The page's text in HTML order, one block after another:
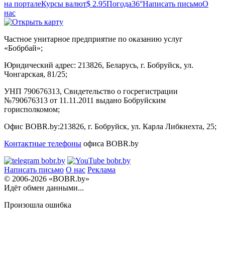
на порталеКурсы валют$ 2.95Погода36°Написать письмоО
нас
Частное унитарное предприятие по оказанию услуг
«Бобрбай»;
Юридический адрес: 213826, Беларусь, г. Бобруйск, ул.
Чонгарская, 81/25;
УНП 790676313, Свидетельство о госрегистрации
№790676313 от 11.11.2011 выдано Бобруйским
горисполкомом;
Офис BOBR.by:213826, г. Бобруйск, ул. Карла Либкнехта, 25;
Контактные телефоны офиса BOBR.by
Написать письмо О нас Реклама
© 2006-2026 «BOBR.by»
Идёт обмен данными...
Произошла ошибка